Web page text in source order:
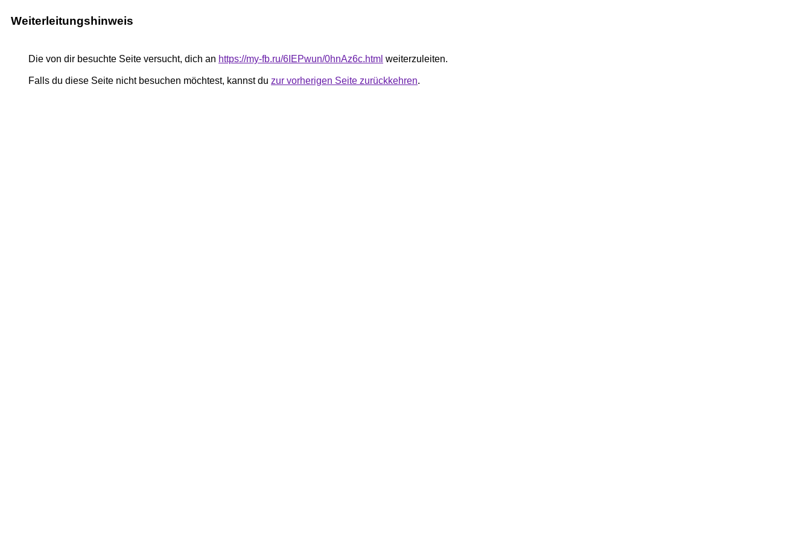
Weiterleitungshinweis
Die von dir besuchte Seite versucht, dich an https://my-fb.ru/6IEPwun/0hnAz6c.html weiterzuleiten.
Falls du diese Seite nicht besuchen möchtest, kannst du zur vorherigen Seite zurückkehren.